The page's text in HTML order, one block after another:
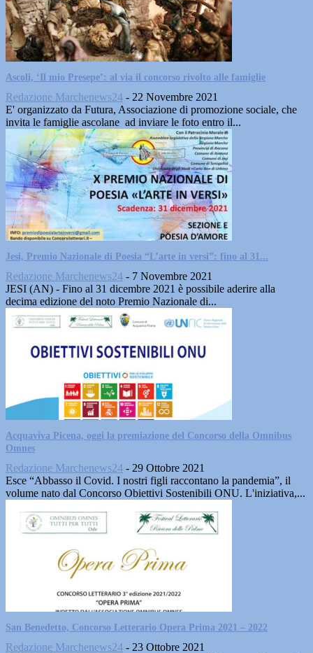
Ascoli, ‘Il mio Presepe’: al via il concorso rivolto alle famiglie
Redazione Marchenews24 - 22 Novembre 2021
E' organizzato da Futura, Associazione di promozione sociale, che
invita le famiglie ascolane ad inviare le foto entro il...
Jesi, Premio Nazionale di Poesia “L’arte in versi”: fino al 31...
Redazione Marchenews24 - 7 Novembre 2021
JESI (AN) - Fino al 31 dicembre 2021 è possibile aderire alla
decima edizione del noto​ Premio Nazionale di...
Acquaviva Picena, oggi la premiazione del Concorso della Omnibus
Omnes
Redazione Marchenews24 - 29 Ottobre 2021
Esce “Abbasso il Covid. I nostri figli raccontano la pandemia”, il
volume nato dal Concorso Obiettivi Sostenibili ONU. L'iniziativa,...
San Benedetto, Concorso Letterario Opera Prima 2021 – 2022
Redazione Marchenews24 - 23 Ottobre 2021